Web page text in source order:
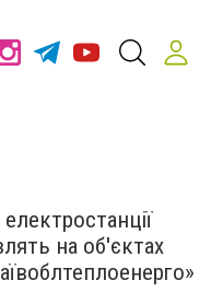
на об'єктах